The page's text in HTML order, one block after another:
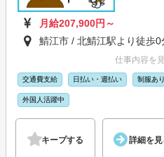
月給207,900円～
鯖江市 / 北鯖江駅より徒歩
仕事内容を
交通費支給 日払い・週払い 制服あり
外国人活躍中
キープする 詳細を見